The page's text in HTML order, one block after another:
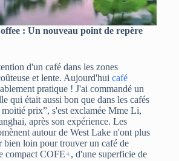
: Un nouveau point de repère
d'un café dans les zones
et lente. Aujourd'hui café
pratique ! J'ai commandé un
qui était aussi bon que dans les cafés
moitié prix”, s'est exclamée Mme Li,
après son expérience. Les
autour de West Lake n'ont plus
bien loin pour trouver un café de
compact COFE+, d'une superficie de